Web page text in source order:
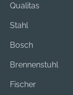
Qualitas
Stahl
Bosch
Brennenstuhl
Fischer